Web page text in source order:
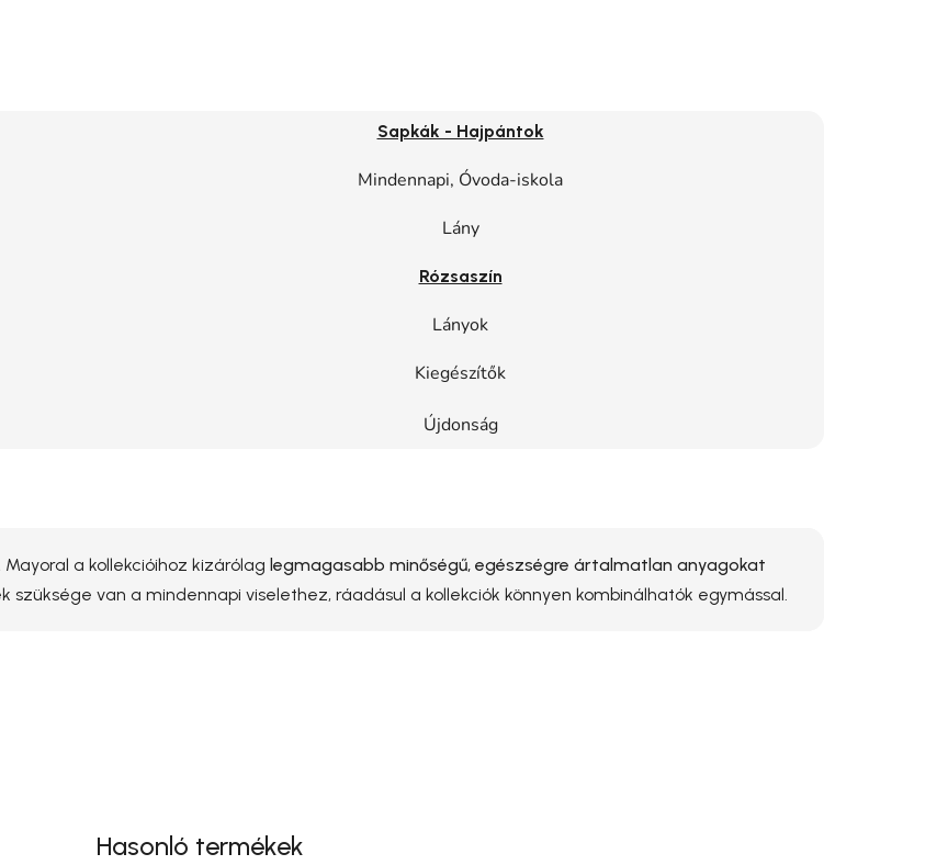
Sapkák - Hajpántok
Mindennapi, Óvoda-iskola
Lány
Rózsaszín
Lányok
Kiegészítők
Újdonság
a kollekcióihoz kizárólag legmagasabb minőségű, egészségre ártalmatlan anyagokat
van a mindennapi viselethez, ráadásul a kollekciók könnyen kombinálhatók egymással.
Hasonló termékek